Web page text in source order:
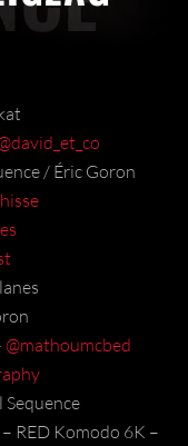
/ Éric Goron
@mathoumcbed
RED Komodo 6K –